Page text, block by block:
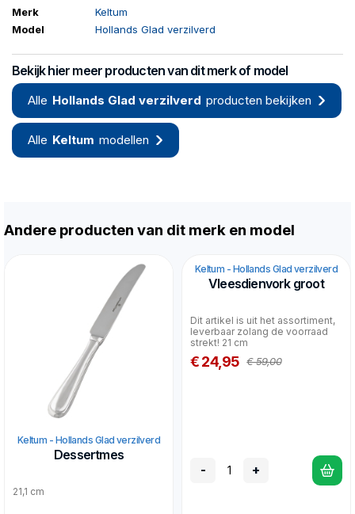
Merk
Keltum
Model
Hollands Glad verzilverd
Bekijk hier meer producten van dit merk of model
Alle Hollands Glad verzilverd producten bekijken
Alle Keltum modellen
Andere producten van dit merk en model
Keltum - Hollands Glad verzilverd
Dessertmes
21,1 cm
Keltum - Hollands Glad verzilverd
Vleesdienvork groot
Dit artikel is uit het assortiment,
leverbaar zolang de voorraad
strekt! 21 cm
€ 24,95 € 59,00
- +